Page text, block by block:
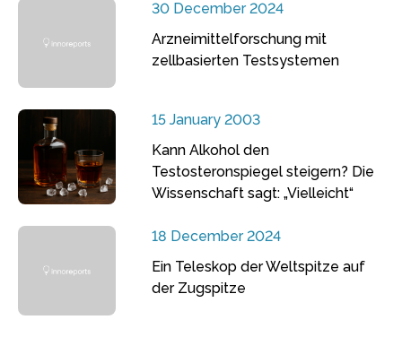
30 December 2024
Arzneimittelforschung mit
zellbasierten Testsystemen
15 January 2003
Kann Alkohol den
Testosteronspiegel steigern? Die
Wissenschaft sagt: „Vielleicht“
18 December 2024
Ein Teleskop der Weltspitze auf
der Zugspitze